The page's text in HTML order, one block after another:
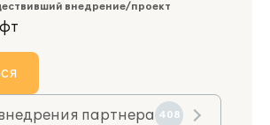
внедрение/проект
партнера 408